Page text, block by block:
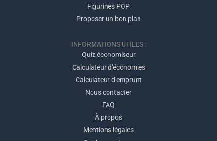
Figurines POP
Proposer un bon plan
INFORMATIONS UTILES :
Quiz économiseur
Calculateur d'économies
Calculateur d'emprunt
Nous contacter
FAQ
À propos
Mentions légales